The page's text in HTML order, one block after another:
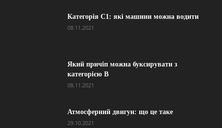
Категорія С1: які машини можна водити
08.11.2021
Який причіп можна буксирувати з
категорією В
08.11.2021
Атмосферний двигун: що це таке
29.10.2021